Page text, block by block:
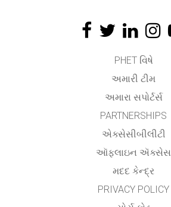
PHET વિષે
અમારી ટીમ
અમારા સપોર્ટર્સ
PARTNERSHIPS
એક્સેસીબીલીટી
ઑફલાઇન ઍક્સેસ
મદદ કેન્દ્ર
PRIVACY POLICY